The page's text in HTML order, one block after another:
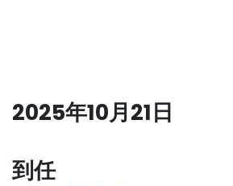
2025年10月21日
到任